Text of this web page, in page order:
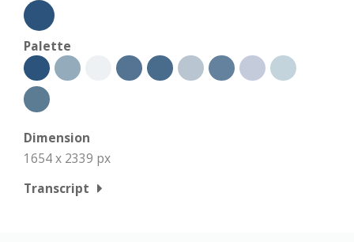
Palette
Dimension
1654 x 2339 px
Transcript